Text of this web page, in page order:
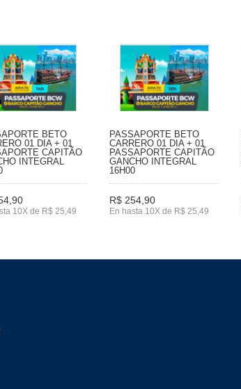
BETO
01 DIA + 01
CAPITÃO
INTEGRAL
10X de R$ 25,49
PASSAPORTE BETO
CARRERO 01 DIA + 01
PASSAPORTE CAPITÃO
GANCHO INTEGRAL
16H00
R$ 254,90
En hasta 10X de R$ 25,49